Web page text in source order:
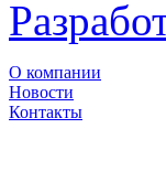
О компании
Новости
Контакты